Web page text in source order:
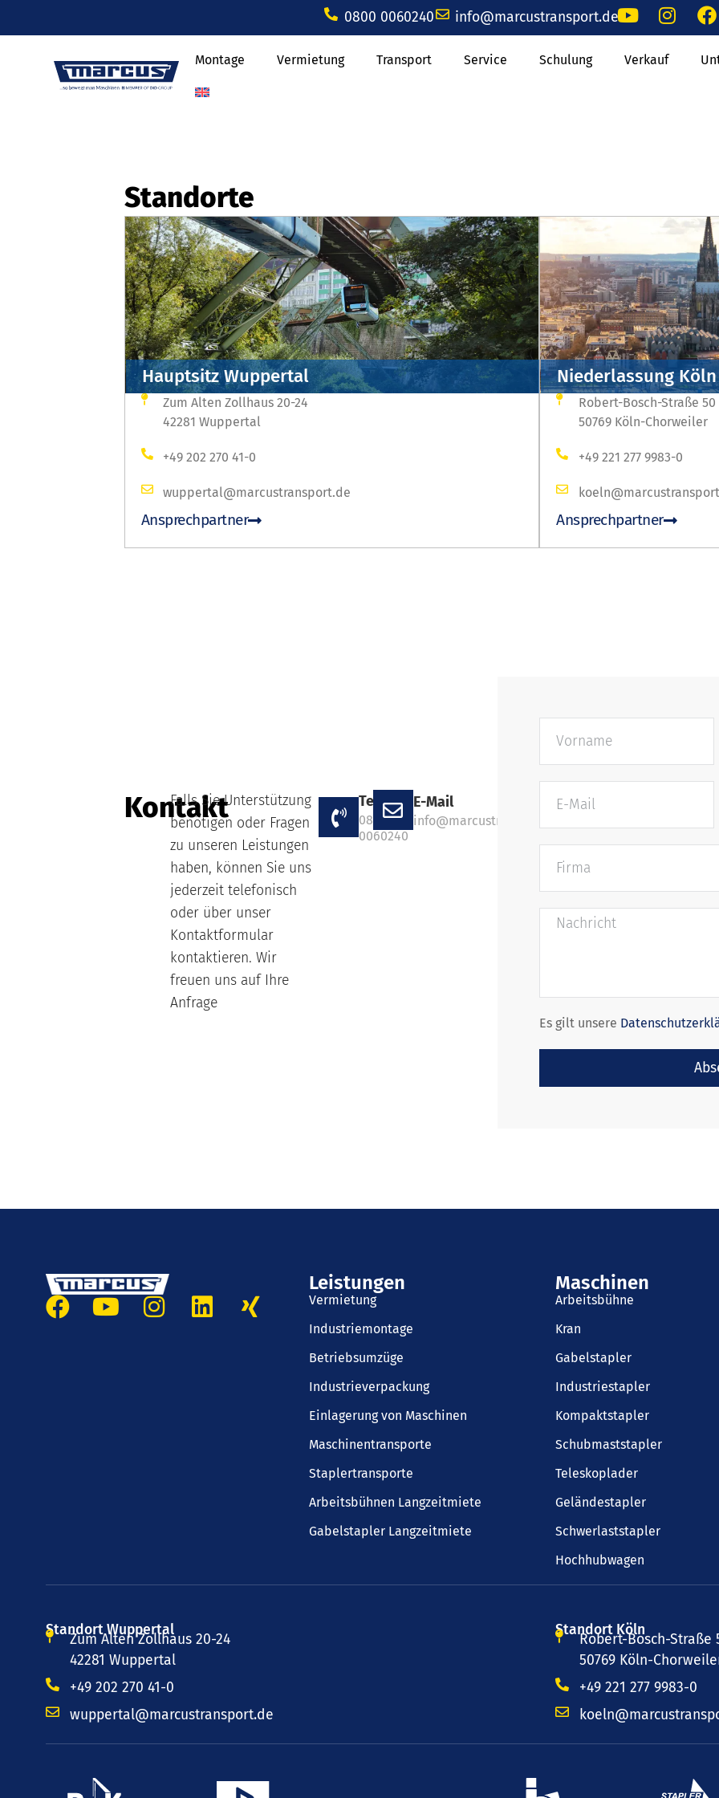
0800 0060240 info@marcustransport.de
Montage Vermietung Transport Service Schulung Verkauf
Standorte
Hauptsitz Wuppertal
Zum Alten Zollhaus 20-24
42281 Wuppertal
+49 202 270 41-0
wuppertal@marcustransport.de
Ansprechpartner
Niederlassung Köln
Robert-Bosch-Straße 50
50769 Köln-Chorweiler
+49 221 277 9983-0
Ansprechpartner
Kontakt
Falls Sie Unterstützung
benötigen oder Fragen
zu unseren Leistungen
haben, können Sie uns
jederzeit telefonisch
oder über unser
Kontaktformular
kontaktieren. Wir
freuen uns auf Ihre
Anfrage
Telefon
0800
0060240
E-Mail
info@marcustransport.de
Es gilt unsere
Leistungen
Vermietung
Industriemontage
Betriebsumzüge
Industrieverpackung
Einlagerung von Maschinen
Maschinentransporte
Staplertransporte
Arbeitsbühnen Langzeitmiete
Gabelstapler Langzeitmiete
Maschinen
Arbeitsbühne
Kran
Gabelstapler
Industriestapler
Kompaktstapler
Schubmaststapler
Teleskoplader
Geländestapler
Schwerlaststapler
Hochhubwagen
Standort Wuppertal
Zum Alten Zollhaus 20-24
42281 Wuppertal
+49 202 270 41-0
wuppertal@marcustransport.de
Standort Köln
Robert-Bosch-Straße
50769 Köln-
+49 221 277 9983-0